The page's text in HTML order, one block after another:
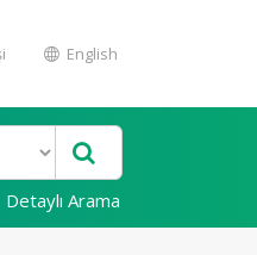
English
Detaylı Arama